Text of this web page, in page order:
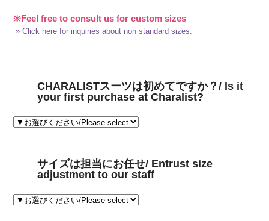
※Feel free to consult us for custom sizes
» Click here for inquiries about non standard sizes.
CHARALISTスーツは初めてですか？/ Is it
your first purchase at Charalist?
サイズは担当にお任せ/ Entrust size
adjustment to our staff